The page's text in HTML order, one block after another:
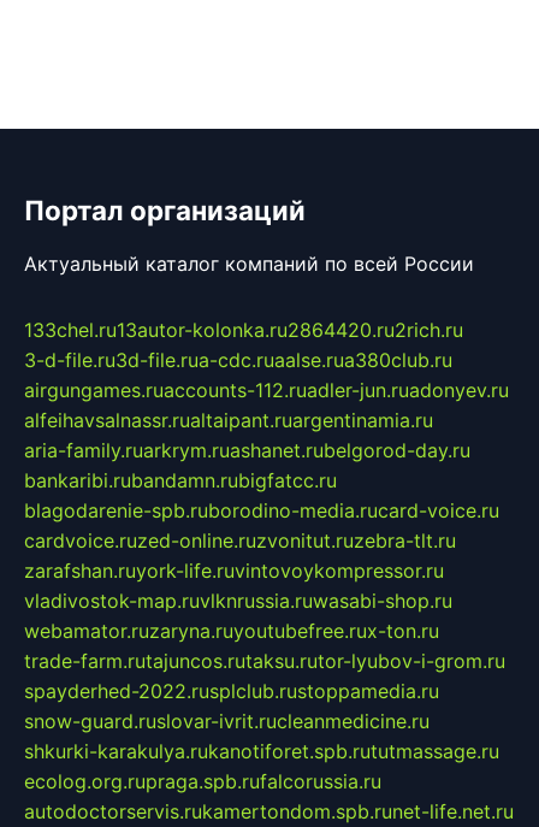
Портал организаций
Актуальный каталог компаний по всей России
133chel.ru13autor-kolonka.ru2864420.ru2rich.ru
3-d-file.ru3d-file.rua-cdc.ruaalse.rua380club.ru
airgungames.ruaccounts-112.ruadler-jun.ruadonyev.ru
alfeihavsalnassr.rualtaipant.ruargentinamia.ru
aria-family.ruarkrym.ruashanet.rubelgorod-day.ru
bankaribi.rubandamn.rubigfatcc.ru
blagodarenie-spb.ruborodino-media.rucard-voice.ru
cardvoice.ruzed-online.ruzvonitut.ruzebra-tlt.ru
zarafshan.ruyork-life.ruvintovoykompressor.ru
vladivostok-map.ruvlknrussia.ruwasabi-shop.ru
webamator.ruzaryna.ruyoutubefree.rux-ton.ru
trade-farm.rutajuncos.rutaksu.rutor-lyubov-i-grom.ru
spayderhed-2022.rusplclub.rustoppamedia.ru
snow-guard.ruslovar-ivrit.rucleanmedicine.ru
shkurki-karakulya.rukanotiforet.spb.rututmassage.ru
ecolog.org.rupraga.spb.rufalcorussia.ru
autodoctorservis.rukamertondom.spb.runet-life.net.ru